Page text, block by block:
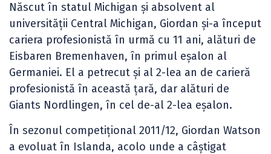
Născut în statul Michigan și absolvent al
universității Central Michigan, Giordan și-a început
cariera profesionistă în urmă cu 11 ani, alături de
Eisbaren Bremenhaven, în primul eșalon al
Germaniei. El a petrecut și al 2-lea an de carieră
profesionistă în această țară, dar alături de
Giants Nordlingen, în cel de-al 2-lea eșalon.
În sezonul competițional 2011/12, Giordan Watson
a evoluat în Islanda, acolo unde a câștigat